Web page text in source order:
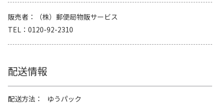
販売者
（株）郵便局物販サービス
TEL
0120-92-2310
配送情報
配送方法
ゆうパック